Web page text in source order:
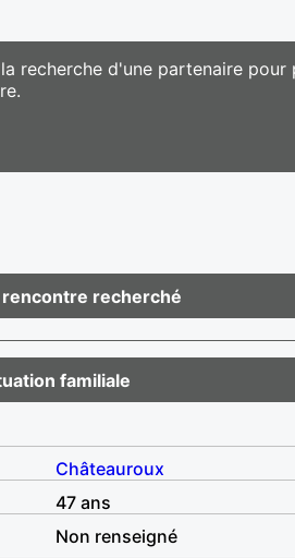
recherche d'une partenaire
rencontre recherché
familiale
Châteauroux
47 ans
Non renseigné